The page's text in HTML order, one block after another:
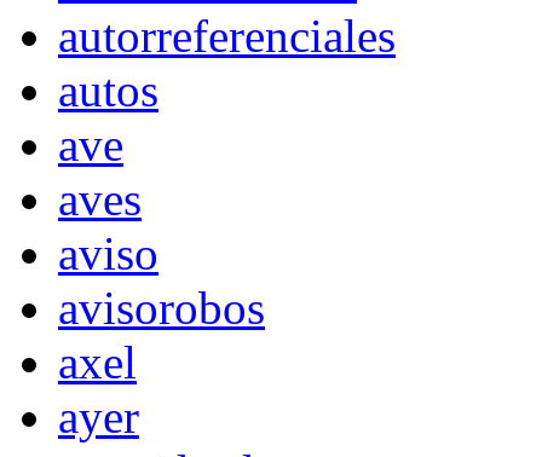
autorreferenciales
autos
ave
aves
aviso
avisorobos
axel
ayer